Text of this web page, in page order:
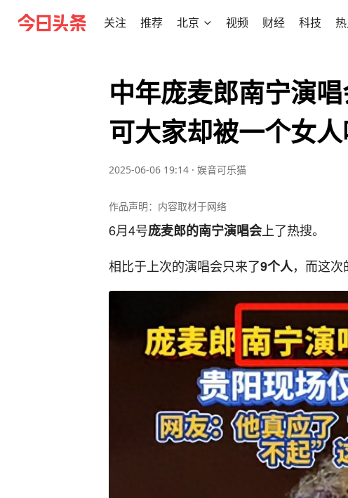
关注 推荐 北京 视频 财经 科技
中年庞麦郎南宁演唱
可大家却被一个女人
2025-06-06 19:14 · 娱音可乐猫
作品声明：内容取材于网络
6月4号庞麦郎的南宁演唱会 上了热搜。
相比于上次的演唱会只来了9个人，而这